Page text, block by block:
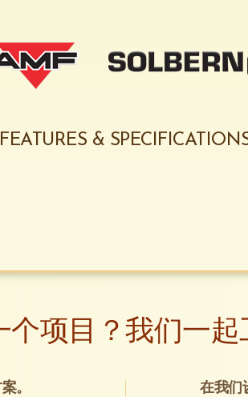
FEATURES &
项目？我们一起
。 在我们